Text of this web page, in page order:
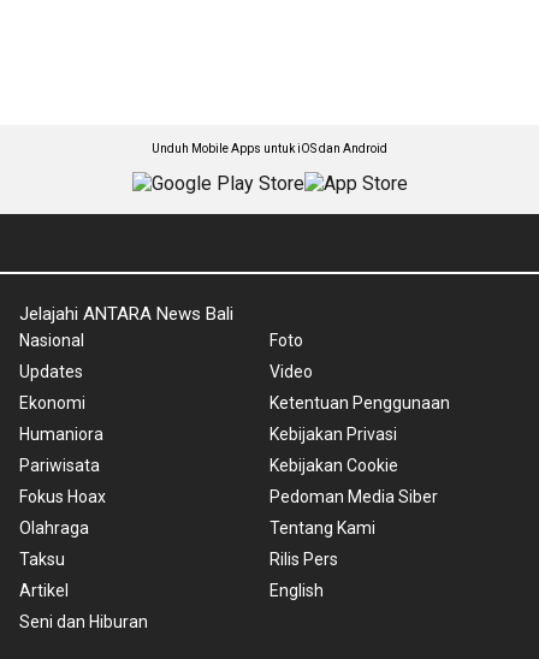
Unduh Mobile Apps untuk iOS dan Android
Jelajahi ANTARA News Bali
Nasional
Updates
Ekonomi
Humaniora
Pariwisata
Fokus Hoax
Olahraga
Taksu
Artikel
Seni dan Hiburan
Foto
Video
Ketentuan Penggunaan
Kebijakan Privasi
Kebijakan Cookie
Pedoman Media Siber
Tentang Kami
Rilis Pers
English